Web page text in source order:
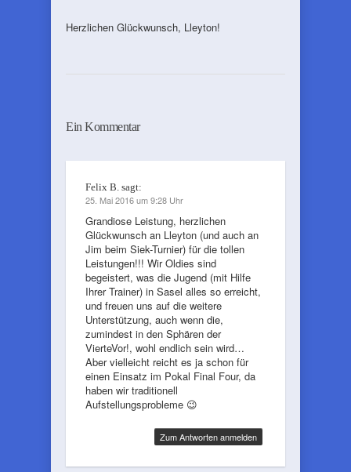
Herzlichen Glückwunsch, Lleyton!
Ein Kommentar
Felix B. sagt:
25. Mai 2016 um 9:28 Uhr
Grandiose Leistung, herzlichen
Glückwunsch an Lleyton (und auch an
Jim beim Siek-Turnier) für die tollen
Leistungen!!! Wir Oldies sind
begeistert, was die Jugend (mit Hilfe
Ihrer Trainer) in Sasel alles so erreicht,
und freuen uns auf die weitere
Unterstützung, auch wenn die,
zumindest in den Sphären der
VierteVor!, wohl endlich sein wird…
Aber vielleicht reicht es ja schon für
einen Einsatz im Pokal Final Four, da
haben wir traditionell
Aufstellungsprobleme 😉
Zum Antworten anmelden